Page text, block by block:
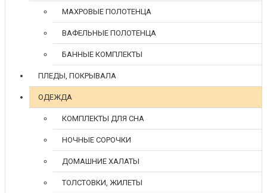
МАХРОВЫЕ ПОЛОТЕНЦА
ВАФЕЛЬНЫЕ ПОЛОТЕНЦА
БАННЫЕ КОМПЛЕКТЫ
ПЛЕДЫ, ПОКРЫВАЛА
ОДЕЖДА
КОМПЛЕКТЫ ДЛЯ СНА
НОЧНЫЕ СОРОЧКИ
ДОМАШНИЕ ХАЛАТЫ
ТОЛСТОВКИ, ЖИЛЕТЫ